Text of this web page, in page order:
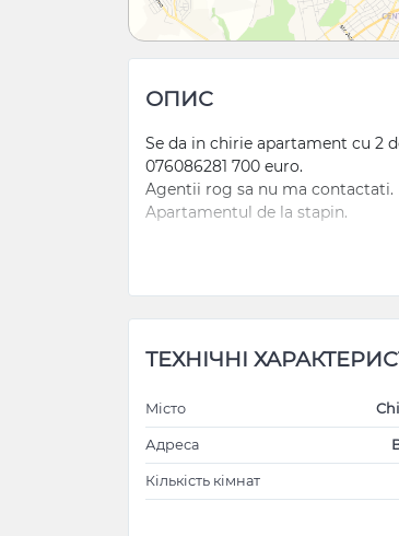
ОПИС
Se da in chirie apartament cu 2
076086281 700 euro.
Agentii rog sa nu ma contactati.
Apartamentul de la stapin.
ТЕХНІЧНІ
Місто
Адреса
Кількість кімнат